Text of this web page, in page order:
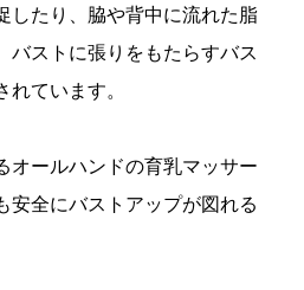
したり、脇や背中に流れた脂
バストに張りをもたらすバス
れています。
オールハンドの育乳マッサー
安全にバストアップが図れる